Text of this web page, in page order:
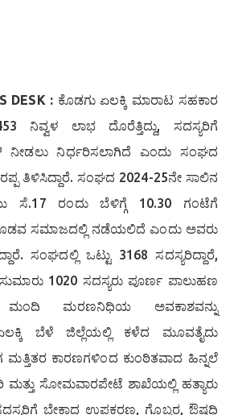
DESK : ಕೊಡಗು ಏಲಕ್ಕಿ ಮಾರಾಟ ಸಹಕಾರ
ನಿವ್ವಳ ಲಾಭ ದೊರೆತ್ತಿದ್ದು, ಸದಸ್ಯರಿಗೆ
ನೀಡಲು ನಿರ್ಧರಿಸಲಾಗಿದೆ ಎಂದು ಸಂಘದ
ತಿಳಿಸಿದ್ದಾರೆ. ಸಂಘದ 2024-25ನೇ ಸಾಲಿನ
ಸೆ.17 ರಂದು ಬೆಳಿಗ್ಗೆ 10.30 ಗಂಟೆಗೆ
ಸಮಾಜದಲ್ಲಿ ನಡೆಯಲಿದೆ ಎಂದು ಅವರು
ಸಂಘದಲ್ಲಿ ಒಟ್ಟು 3168 ಸದಸ್ಯರಿದ್ದಾರೆ,
1020 ಸದಸ್ಯರು ಪೂರ್ಣ ಪಾಲುಹಣ
ಮಂದಿ ಮರಣನಿಧಿಯ ಅವಕಾಶವನ್ನು
ಏಲಕ್ಕಿ ಬೆಳೆ ಜಿಲ್ಲೆಯಲ್ಲಿ ಕಳೆದ ಮೂವತೈದು
ಕಾರಣಗಳಿಂದ ಕುಂಠಿತವಾದ ಹಿನ್ನಲೆ
ಮತ್ತು ಸೋಮವಾರಪೇಟೆ ಶಾಖೆಯಲ್ಲಿ ಹತ್ಯಾರು
ಬೇಕಾದ ಉಪಕರಣ, ಗೊಬ್ಬರ, ಔಷಧಿ